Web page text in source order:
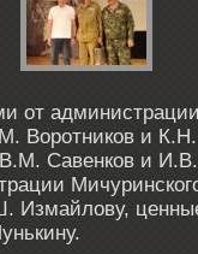
от
Воротников и К.Н.
Савенков и
Измайлову,